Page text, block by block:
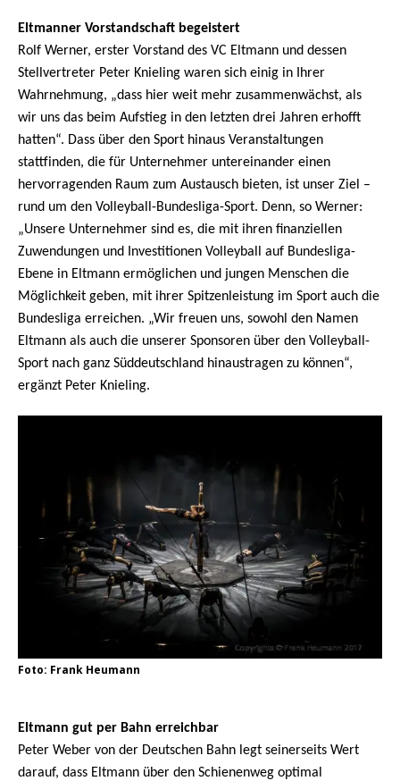
Eltmanner Vorstandschaft begeistert
Rolf Werner, erster Vorstand des VC Eltmann und dessen
Stellvertreter Peter Knieling waren sich einig in Ihrer
Wahrnehmung, „dass hier weit mehr zusammenwächst, als
wir uns das beim Aufstieg in den letzten drei Jahren erhofft
hatten“. Dass über den Sport hinaus Veranstaltungen
stattfinden, die für Unternehmer untereinander einen
hervorragenden Raum zum Austausch bieten, ist unser Ziel –
rund um den Volleyball-Bundesliga-Sport. Denn, so Werner:
„Unsere Unternehmer sind es, die mit ihren finanziellen
Zuwendungen und Investitionen Volleyball auf Bundesliga-
Ebene in Eltmann ermöglichen und jungen Menschen die
Möglichkeit geben, mit ihrer Spitzenleistung im Sport auch die
Bundesliga erreichen. „Wir freuen uns, sowohl den Namen
Eltmann als auch die unserer Sponsoren über den Volleyball-
Sport nach ganz Süddeutschland hinaustragen zu können“,
ergänzt Peter Knieling.
Foto: Frank Heumann
Eltmann gut per Bahn erreichbar
Peter Weber von der Deutschen Bahn legt seinerseits Wert
darauf, dass Eltmann über den Schienenweg optimal